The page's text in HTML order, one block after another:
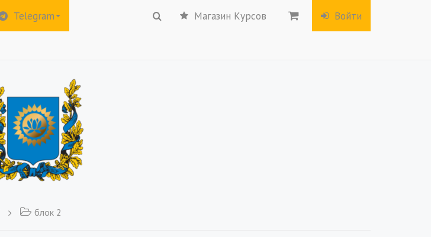
Telegram Магазин Курсов Войти
блок 2